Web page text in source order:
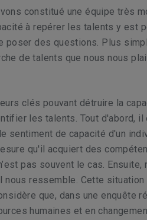
constitué une équipe très
à repérer les talents y est
poser des questions. Plus
de talents que nous nous
clés pouvant détruire la
les talents. Tout d'abord, il
sentiment de capacité d'un
qu'il acquiert des
pas souvent le cas. Ensuite,
nous ressemble. Cette
que, dans une enquête
humaines et en